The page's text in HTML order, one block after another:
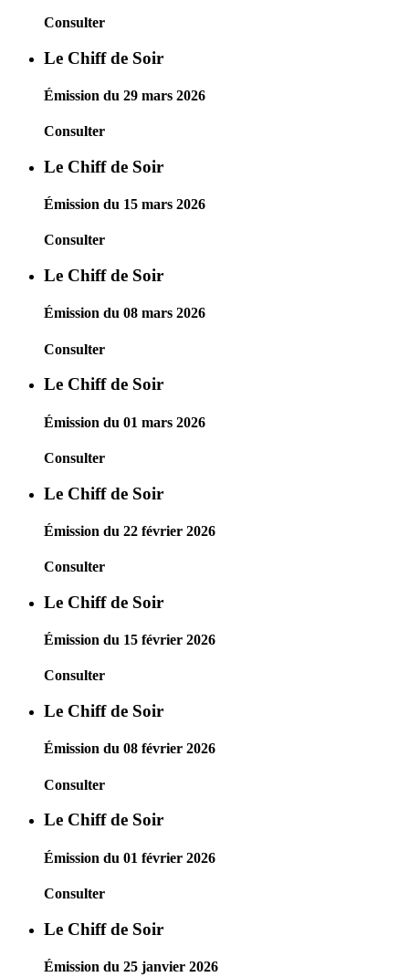
Consulter
Le Chiff de Soir
Émission du 29 mars 2026
Consulter
Le Chiff de Soir
Émission du 15 mars 2026
Consulter
Le Chiff de Soir
Émission du 08 mars 2026
Consulter
Le Chiff de Soir
Émission du 01 mars 2026
Consulter
Le Chiff de Soir
Émission du 22 février 2026
Consulter
Le Chiff de Soir
Émission du 15 février 2026
Consulter
Le Chiff de Soir
Émission du 08 février 2026
Consulter
Le Chiff de Soir
Émission du 01 février 2026
Consulter
Le Chiff de Soir
Émission du 25 janvier 2026